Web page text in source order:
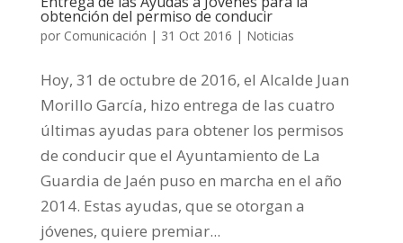
obtención del permiso de conducir
por Comunicación | 31 Oct 2016 | Noticias
Hoy, 31 de octubre de 2016, el Alcalde Juan
Morillo García, hizo entrega de las cuatro
últimas ayudas para obtener los permisos
de conducir que el Ayuntamiento de La
Guardia de Jaén puso en marcha en el año
2014. Estas ayudas, que se otorgan a
jóvenes, quiere premiar...